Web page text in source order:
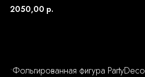
2050,00 р.
•Фольгированная фигура PartyDeco